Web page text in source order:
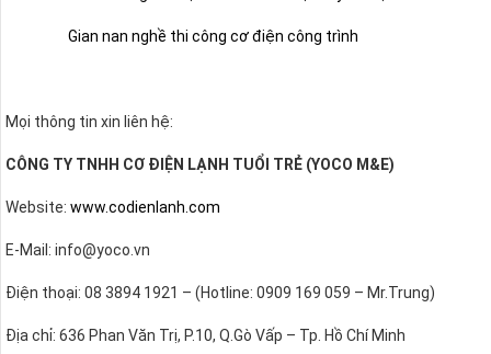
Gian nan nghề thi công cơ điện công trình
Mọi thông tin xin liên hệ:
CÔNG TY TNHH CƠ ĐIỆN LẠNH TUỔI TRẺ (YOCO M&E)
Website: www.codienlanh.com
E-Mail: info@yoco.vn
Điện thoại: 08 3894 1921 – (Hotline: 0909 169 059 – Mr.Trung)
Địa chỉ: 636 Phan Văn Trị, P.10, Q.Gò Vấp – Tp. Hồ Chí Minh